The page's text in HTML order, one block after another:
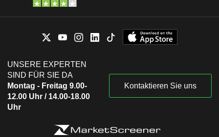
UNSERE EXPERTEN
SIND FÜR SIE DA
Montag - Freitag 9.00-
12.00 Uhr / 14.00-18.00
Uhr
Kontaktieren Sie uns